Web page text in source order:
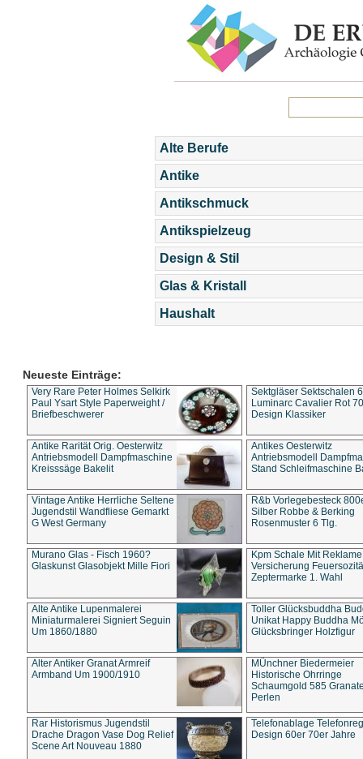
Alte Berufe
Antike
Antikschmuck
Antikspielzeug
Design & Stil
Glas & Kristall
Haushalt
Neueste Einträge:
Very Rare Peter Holmes Selkirk
Paul Ysart Style Paperweight /
Briefbeschwerer
Sektgläser Sektschalen
Luminarc Cavalier Rot
Design Klassiker
Antike Rarität Orig. Oesterwitz
Antriebsmodell Dampfmaschine
Kreisssäge Bakelit
Antikes Oesterwitz
Antriebsmodell
Stand Schleifmaschine
Vintage Antike Herrliche Seltene
Jugendstil Wandfliese Gemarkt
G West Germany
R&b Vorlegebesteck
Silber Robbe & Berking
Rosenmuster 6 Tlg.
Murano Glas - Fisch 1960?
Glaskunst Glasobjekt Mille Fiori
Kpm Schale Mit Reklame
Versicherung
Zeptermarke 1. Wahl
Alte Antike Lupenmalerei
Miniaturmalerei Signiert Seguin
Um 1860/1880
Toller Glücksbuddha
Unikat Happy Buddha
Glücksbringer Holzfigur
Alter Antiker Granat Armreif
Armband Um 1900/1910
MÜnchner Biedermeier
Historische Ohrringe
Schaumgold 585
Perlen
Rar Historismus Jugendstil
Drache Dragon Vase Dog Relief
Scene Art Nouveau 1880
Telefonablage
Design 60er 70er Jahre